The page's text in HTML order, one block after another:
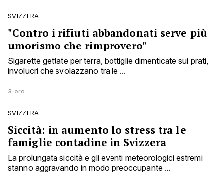
SVIZZERA
"Contro i rifiuti abbandonati serve più
umorismo che rimprovero"
Sigarette gettate per terra, bottiglie dimenticate sui prati,
involucri che svolazzano tra le ...
3 ore
SVIZZERA
Siccità: in aumento lo stress tra le
famiglie contadine in Svizzera
La prolungata siccità e gli eventi meteorologici estremi
stanno aggravando in modo preoccupante ...